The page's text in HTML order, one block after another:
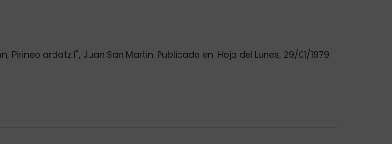
Pirineo ardatz I", Juan San Martin. Publicado en: Hoja del Lunes, 29/01/1979